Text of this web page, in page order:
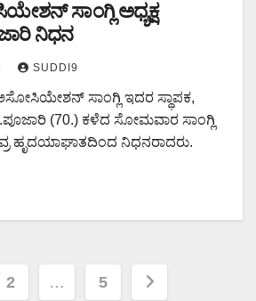
ಸಾಂಗ್ಲಿ ಅಧ್ಯಕ್ಷ
ನಿಧನ
SUDDI9
ಸಾಂಗ್ಲಿ ಇದರ ಸ್ಥಾಪಕ,
(70.) ಕಳೆದ ಸೋಮವಾರ ಸಾಂಗ್ಲಿ
ಹೃದಯಾಘಾತದಿಂದ ನಿಧನರಾದರು.
2 … 5